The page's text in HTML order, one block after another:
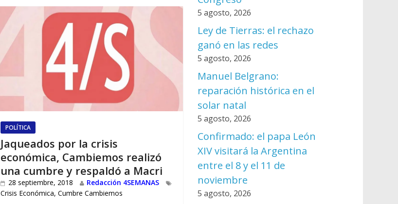
POLÍTICA
Jaqueados por la crisis
económica, Cambiemos realizó
una cumbre y respaldó a Macri
28 septiembre, 2018
Redacción 4SEMANAS
Crisis Económica,Cumbre Cambiemos
5 agosto, 2026
Ley de Tierras: el rechazo
ganó en las redes
5 agosto, 2026
Manuel Belgrano:
reparación histórica en el
solar natal
5 agosto, 2026
Confirmado: el papa León
XIV visitará la Argentina
entre el 8 y el 11 de
noviembre
5 agosto, 2026